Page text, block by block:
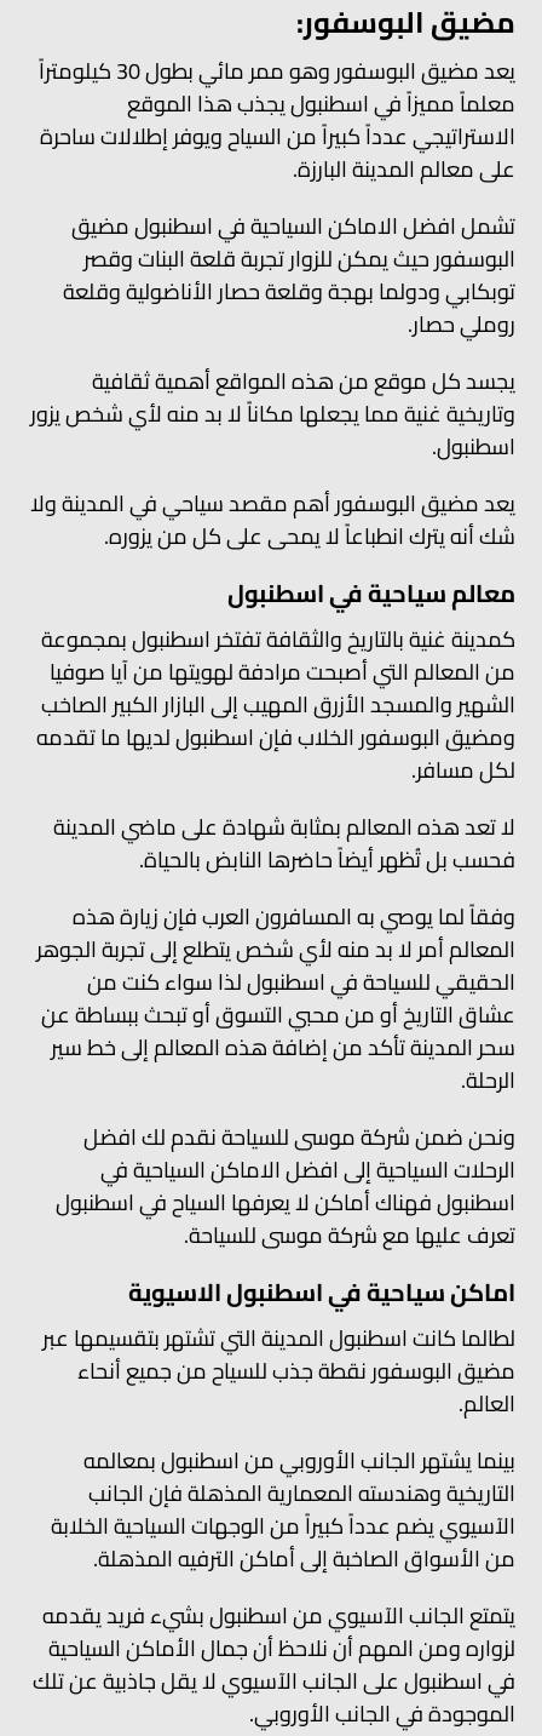
مضيق البوسفور:
يعد مضيق البوسفور وهو ممر مائي بطول 30 كيلومتراً
معلماً مميزاً في اسطنبول يجذب هذا الموقع
الاستراتيجي عدداً كبيراً من السياح ويوفر إطلالات ساحرة
على معالم المدينة البارزة.
تشمل افضل الاماكن السياحية في اسطنبول مضيق
البوسفور حيث يمكن للزوار تجربة قلعة البنات وقصر
توبكابي ودولما بهجة وقلعة حصار الأناضولية وقلعة
روملي حصار.
يجسد كل موقع من هذه المواقع أهمية ثقافية
وتاريخية غنية مما يجعلها مكاناً لا بد منه لأي شخص يزور
اسطنبول.
يعد مضيق البوسفور أهم مقصد سياحي في المدينة ولا
شك أنه يترك انطباعاً لا يمحى على كل من يزوره.
معالم سياحية في اسطنبول
كمدينة غنية بالتاريخ والثقافة تفتخر اسطنبول بمجموعة
من المعالم التي أصبحت مرادفة لهويتها من آيا صوفيا
الشهير والمسجد الأزرق المهيب إلى البازار الكبير الصاخب
ومضيق البوسفور الخلاب فإن اسطنبول لديها ما تقدمه
لكل مسافر.
لا تعد هذه المعالم بمثابة شهادة على ماضي المدينة
فحسب بل تُظهر أيضاً حاضرها النابض بالحياة.
وفقاً لما يوصي به المسافرون العرب فإن زيارة هذه
المعالم أمر لا بد منه لأي شخص يتطلع إلى تجربة الجوهر
الحقيقي للسياحة في اسطنبول لذا سواء كنت من
عشاق التاريخ أو من محبي التسوق أو تبحث ببساطة عن
سحر المدينة تأكد من إضافة هذه المعالم إلى خط سير
الرحلة.
ونحن ضمن شركة موسى للسياحة نقدم لك افضل
الرحلات السياحية إلى افضل الاماكن السياحية في
اسطنبول فهناك أماكن لا يعرفها السياح في اسطنبول
تعرف عليها مع شركة موسى للسياحة.
اماكن سياحية في اسطنبول الاسيوية
لطالما كانت اسطنبول المدينة التي تشتهر بتقسيمها عبر
مضيق البوسفور نقطة جذب للسياح من جميع أنحاء
العالم.
بينما يشتهر الجانب الأوروبي من اسطنبول بمعالمه
التاريخية وهندسته المعمارية المذهلة فإن الجانب
الآسيوي يضم عدداً كبيراً من الوجهات السياحية الخلابة
من الأسواق الصاخبة إلى أماكن الترفيه المذهلة.
يتمتع الجانب الآسيوي من اسطنبول بشيء فريد يقدمه
لزواره ومن المهم أن نلاحظ أن جمال الأماكن السياحية
في اسطنبول على الجانب الآسيوي لا يقل جاذبية عن تلك
الموجودة في الجانب الأوروبي.